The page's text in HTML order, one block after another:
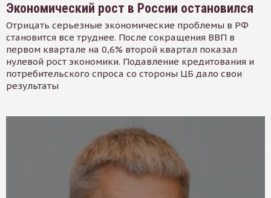
Экономический рост в России остановился
Отрицать серьезные экономические проблемы в РФ
становится все труднее. После сокращения ВВП в
первом квартале на 0,6% второй квартал показал
нулевой рост экономики. Подавление кредитования и
потребительского спроса со стороны ЦБ дало свои
результаты